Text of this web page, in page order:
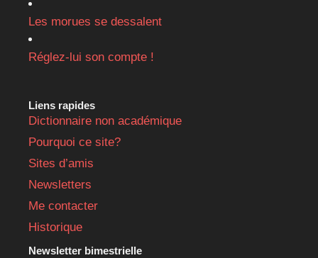
Les morues se dessalent
Réglez-lui son compte !
Liens rapides
Dictionnaire non académique
Pourquoi ce site?
Sites d’amis
Newsletters
Me contacter
Historique
Newsletter bimestrielle